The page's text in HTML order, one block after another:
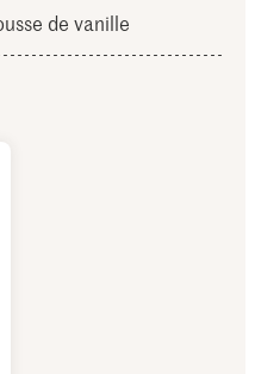
de vanille